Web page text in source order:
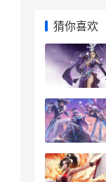
猜你喜欢